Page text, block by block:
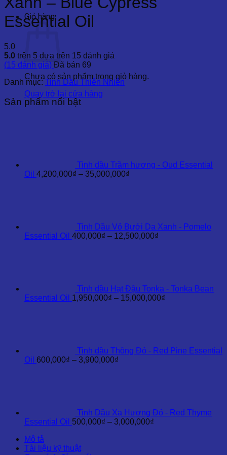
Giỏ hàng
Chưa có sản phẩm trong giỏ hàng.
Quay trở lại cửa hàng
Essential Oil
5.0
5.0 trên 5 dựa trên 15 đánh giá
(15 đánh giá) Đã bán 69
Danh mục:Tinh Dầu Thiên Nhiên
Sản phẩm nổi bật
Tinh dầu Trầm hương - Oud Essential
Oil 4,200,000₫ – 35,000,000₫
Tinh Dầu Vỏ Bưởi Da Xanh - Pomelo
Essential Oil 400,000₫ – 12,500,000₫
Tinh dầu Hạt Đậu Tonka - Tonka Bean
Essential Oil 1,950,000₫ – 15,000,000₫
Tinh dầu Thông Đỏ - Red Pine Essential
Oil 600,000₫ – 3,900,000₫
Tinh Dầu Xạ Hương Đỏ - Red Thyme
Essential Oil 500,000₫ – 3,000,000₫
Mô tả
Tài liệu kỹ thuật